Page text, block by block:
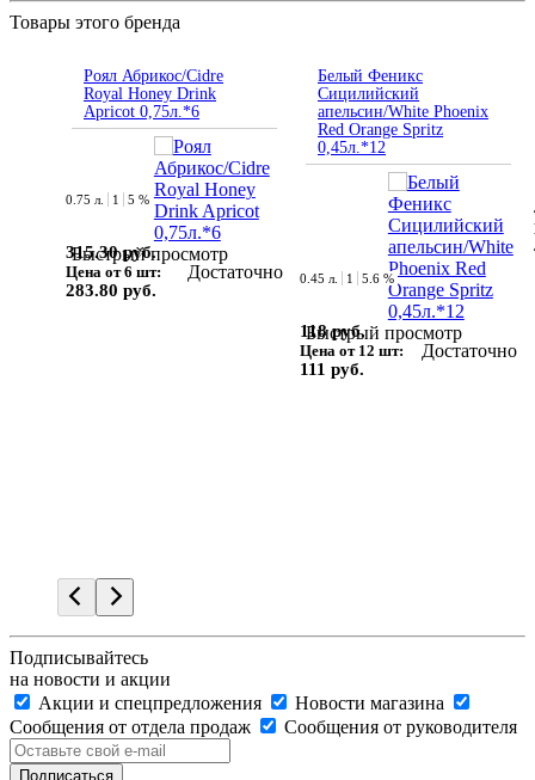
Товары этого бренда
Роял Абрикос/Cidre
Royal Honey Drink
Apricot 0,75л.*6
Быстрый просмотр
0.75 л. 1 5 %
315.30 руб.
Цена от 6 шт:
283.80 руб.
Достаточно
Белый Феникс
Сицилийский
апельсин/White Phoenix
Red Orange Spritz
0,45л.*12
Быстрый просмотр
0.45 л. 1 5.6 %
118 руб.
Цена от 12 шт:
111 руб.
Достаточно
Подписывайтесь
на новости и акции
Акции и спецпредложения
Новости магазина
Сообщения от отдела продаж
Сообщения от руководителя